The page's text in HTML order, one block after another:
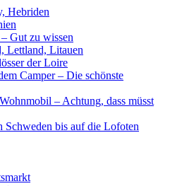
Hebriden
Gut zu wissen
Lettland, Litauen
der Loire
Camper – Die schönste
– Achtung, dass müsst
Schweden bis auf die Lofoten